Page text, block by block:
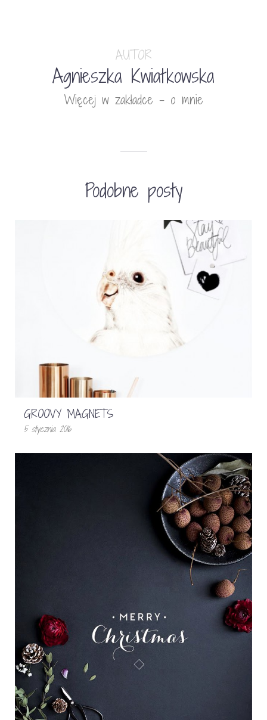
AUTOR
Agnieszka Kwiatkowska
Więcej w zakładce - o mnie
Podobne posty
GROOVY MAGNETS
5 stycznia 2016